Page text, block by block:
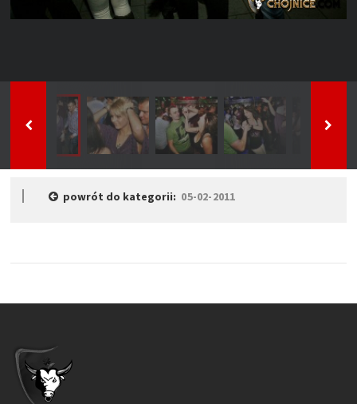
powrót do kategorii: 05-02-2011